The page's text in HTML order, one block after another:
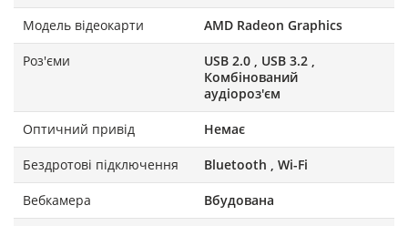
Модель відеокарти AMD Radeon Graphics
Роз'єми
USB 2.0 , USB 3.2 ,
Комбінований
аудіороз'єм
Оптичний привід Немає
Бездротові підключення Bluetooth , Wi-Fi
Вебкамера Вбудована